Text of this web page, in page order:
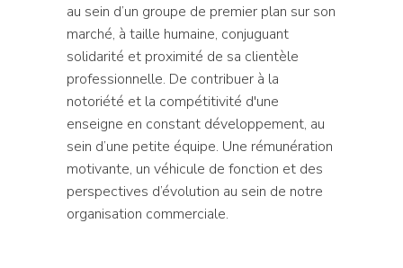
au sein d’un groupe de premier plan sur son
marché, à taille humaine, conjuguant
solidarité et proximité de sa clientèle
professionnelle. De contribuer à la
notoriété et la compétitivité d'une
enseigne en constant développement, au
sein d’une petite équipe. Une rémunération
motivante, un véhicule de fonction et des
perspectives d’évolution au sein de notre
organisation commerciale.